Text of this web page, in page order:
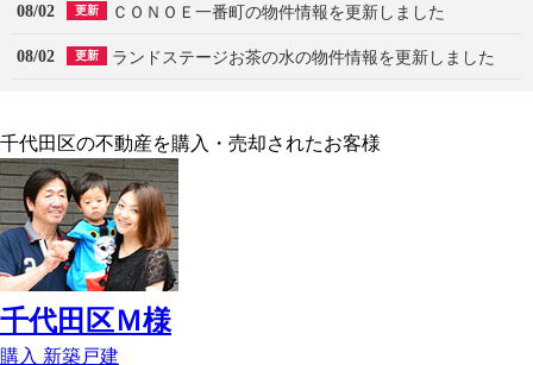
08/02 更新 ＣＯＮＯＥ一番町の物件情報を更新しました
08/02 更新 ランドステージお茶の水の物件情報を更新しました
千代田区の不動産を購入・売却されたお客様
千代田区Ｍ様
購入 新築戸建